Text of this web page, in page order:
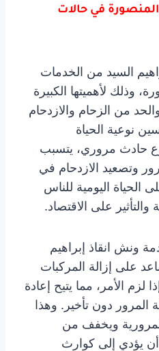
في حالات
السيد من الخدمات
وذلك لأهميتها الكبيرة
من الزحام والازدحام
نوعية الحياة
حادث مروري، يتسبب
وتصعيد الازدحام في
الحياة اليومية للناس
على الاقتصاد.
ونش انقاذ إبراهيم
على إزالة المركبات
لزم الأمر، مما يتيح إعادة
دون تأخير. وهذا
ويخفف من
يؤدي إلى كوارث